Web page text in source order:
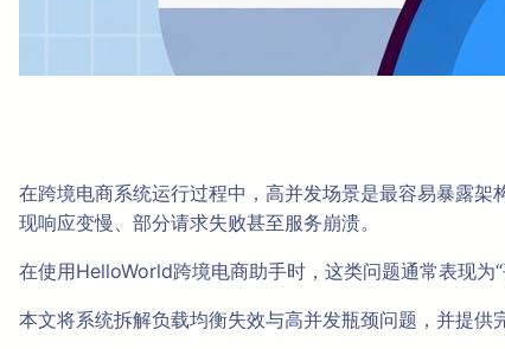
在跨境电商系统运行过程中，高并发场景是最容易暴露
现响应变慢、部分请求失败甚至服务崩溃。
在使用HelloWorld跨境电商助手时，这类问题通常表现为
本文将系统拆解负载均衡失效与高并发瓶颈问题，并提供